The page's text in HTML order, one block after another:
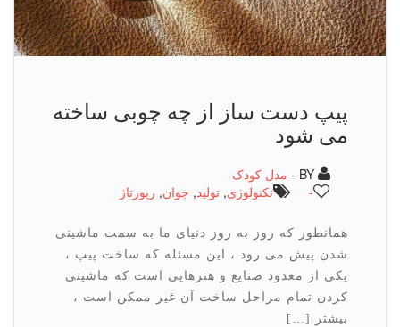
پیپ دست ساز از چه چوبی ساخته
می شود
مدل کودک
تكنولوژی,تولید,جوان,رپورتاژ
همانطور که روز به روز دنیای ما به سمت ماشینی
شدن پیش می رود ، این مسئله که ساخت پیپ ،
یکی از معدود صنایع و هنرهایی است که ماشینی
کردن تمام مراحل ساخت آن غیر ممکن است ،
بیشتر […]